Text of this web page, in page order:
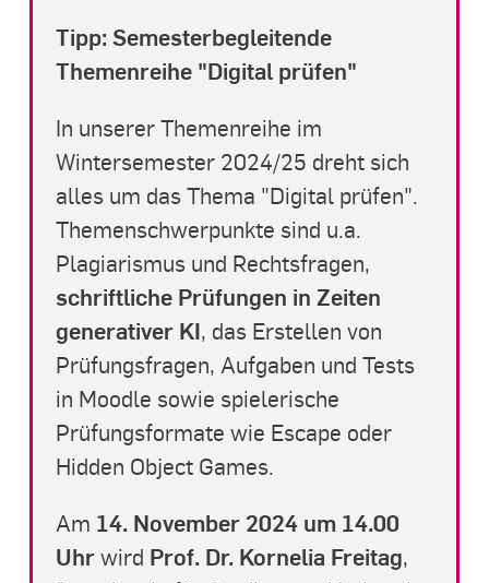
Tipp: Semesterbegleitende
Themenreihe "Digital prüfen"
In unserer Themenreihe im
Wintersemester 2024/25 dreht sich
alles um das Thema "Digital prüfen".
Themenschwerpunkte sind u.a.
Plagiarismus und Rechtsfragen,
schriftliche Prüfungen in Zeiten
generativer KI, das Erstellen von
Prüfungsfragen, Aufgaben und Tests
in Moodle sowie spielerische
Prüfungsformate wie Escape oder
Hidden Object Games.
Am 14. November 2024 um 14.00
Uhrwird Prof. Dr. Kornelia Freitag,